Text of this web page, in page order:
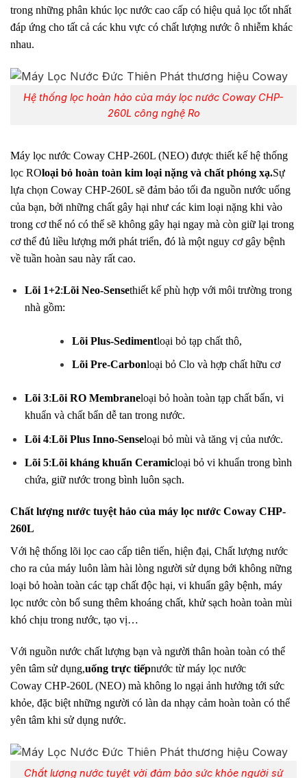
trong những phân khúc lọc nước cao cấp có hiệu quả lọc tốt nhất
đáp ứng cho tất cả các khu vực có chất lượng nước ô nhiễm khác
nhau.
Hệ thống lọc hoàn hảo của máy lọc nước Coway CHP-
260L công nghệ Ro
Máy lọc nước Coway CHP-260L (NEO) được thiết kế hệ thống
lọc ROloại bỏ hoàn toàn kim loại nặng và chất phóng xạ.Sự
lựa chọn Coway CHP-260L sẽ đảm bảo tối đa nguồn nước uống
của bạn, bởi những chất gây hại như các kim loại nặng khi vào
trong cơ thể nó có thể sẽ không gây hại ngay mà còn giữ lại trong
cơ thể đủ liều lượng mới phát triển, đó là một nguy cơ gây bệnh
về tuần hoàn sau này rất cao.
Lõi 1+2:Lõi Neo-Sensethiết kế phù hợp với môi trường trong
nhà gồm:
Lõi Plus-Sedimentloại bỏ tạp chất thô,
Lõi Pre-Carbonloại bỏ Clo và hợp chất hữu cơ
Lõi 3:Lõi RO Membraneloại bỏ hoàn toàn tạp chất bẩn, vi
khuẩn và chất bẩn dễ tan trong nước.
Lõi 4:Lõi Plus Inno-Senseloại bỏ mùi và tăng vị của nước.
Lõi 5:Lõi kháng khuẩn Ceramicloại bỏ vi khuẩn trong bình
chứa, giữ nước trong bình luôn sạch.
Chất lượng nước tuyệt hảo của máy lọc nước Coway CHP-
260L
Với hệ thống lõi lọc cao cấp tiên tiến, hiện đại, Chất lượng nước
cho ra của máy luôn làm hài lòng người sử dụng bới không nững
loại bỏ hoàn toàn các tạp chất độc hại, vi khuẩn gây bệnh, máy
lọc nước còn bổ sung thêm khoáng chất, khử sạch hoàn toàn mùi
khó chịu trong nước, tạo vị…
Với nguồn nước chất lượng bạn và người thân hoàn toàn có thể
yên tâm sử dụng,uống trực tiếpnước từ máy lọc nước
Coway CHP-260L (NEO) mà không lo ngại ảnh hưởng tới sức
khỏe, đặc biệt những người có làn da nhạy cảm hoàn toàn có thể
yên tâm khi sử dụng nước.
Chất lượng nước tuyệt vời đảm bảo sức khỏe người sử